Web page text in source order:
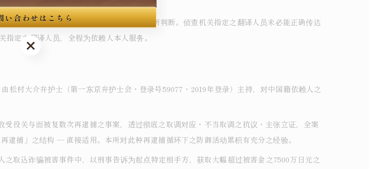
特别是被招募时之状况说明）之微妙语意所判断。侦查机关指定之翻译人员未必能正确传达
定之翻译人员，全程为依赖人本人服务。
松村大介弁护士（第一东京弁护士会・登录号59077・2019年登录）主持，对中国籍依赖人之
役关与而被复数次再逮捕之事案，透过彻底之取调对应・不当取调之抗议・主张立证，全案
捕」之结构 ― 直接适用。本所对此种再逮捕循环下之防御活动累积有充分之经验。
取込诈骗被害事件中，以刑事告诉为起点特定相手方，获取大幅超过被害金之7500万日元之
い合わせはこちら
い合わせはこちら